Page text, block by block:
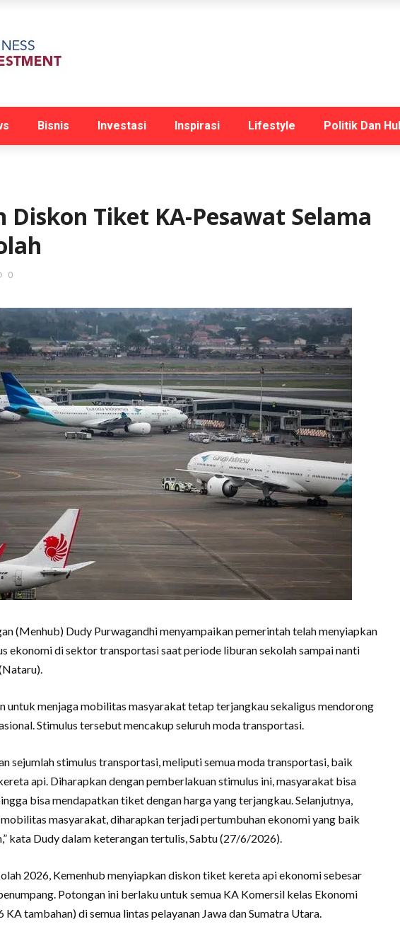
Bisnis Investasi Inspirasi Lifestyle Politik Dan
Diskon Tiket KA-Pesawat Selama
0
(Menhub) Dudy Purwagandhi menyampaikan pemerintah telah menyiapkan
ekonomi di sektor transportasi saat periode liburan sekolah sampai nanti
untuk menjaga mobilitas masyarakat tetap terjangkau sekaligus mendorong
Stimulus tersebut mencakup seluruh moda transportasi.
sejumlah stimulus transportasi, meliputi semua moda transportasi, baik
api. Diharapkan dengan pemberlakuan stimulus ini, masyarakat bisa
bisa mendapatkan tiket dengan harga yang terjangkau. Selanjutnya,
masyarakat, diharapkan terjadi pertumbuhan ekonomi yang baik
kata Dudy dalam keterangan tertulis, Sabtu (27/6/2026).
2026, Kemenhub menyiapkan diskon tiket kereta api ekonomi sebesar
Potongan ini berlaku untuk semua KA Komersil kelas Ekonomi
KA tambahan) di semua lintas pelayanan Jawa dan Sumatra Utara.